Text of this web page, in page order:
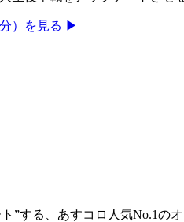
）を見る ▶
”する、あすコロ人気No.1